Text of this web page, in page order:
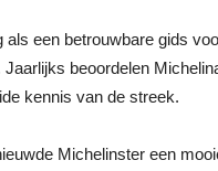
een betrouwbare gids
beoordelen
kennis van de streek.
Michelinster een